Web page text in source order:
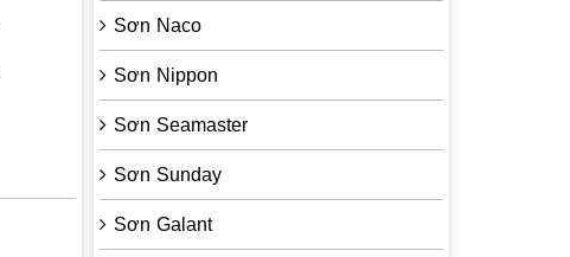
Sơn Naco
Sơn Nippon
Sơn Seamaster
Sơn Sunday
Sơn Galant